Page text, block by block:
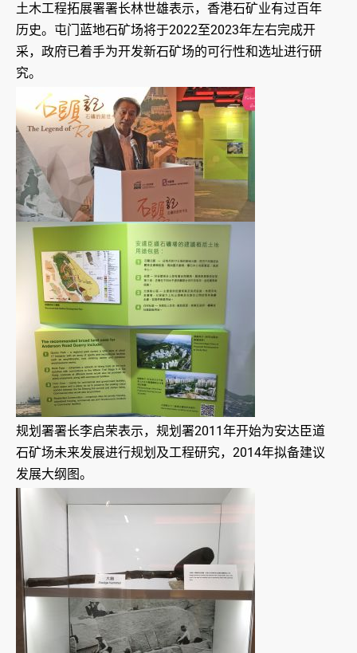
土木工程拓展署署长林世雄表示，香港石矿业有过百年
历史。屯门蓝地石矿场将于2022至2023年左右完成开
采，政府已着手为开发新石矿场的可行性和选址进行研
究。
规划署署长李启荣表示，规划署2011年开始为安达臣道
石矿场未来发展进行规划及工程研究，2014年拟备建议
发展大纲图。